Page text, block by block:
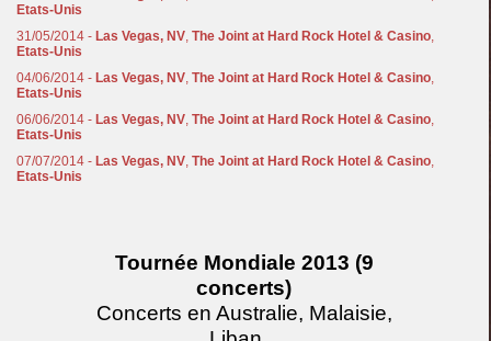
Etats-Unis
31/05/2014 - Las Vegas, NV,The Joint at Hard Rock Hotel & Casino,
Etats-Unis
04/06/2014 - Las Vegas, NV,The Joint at Hard Rock Hotel & Casino,
Etats-Unis
06/06/2014 - Las Vegas, NV,The Joint at Hard Rock Hotel & Casino,
Etats-Unis
07/07/2014 - Las Vegas, NV,The Joint at Hard Rock Hotel & Casino,
Etats-Unis
Tournée Mondiale 2013 (9
concerts)
Concerts en Australie, Malaisie,